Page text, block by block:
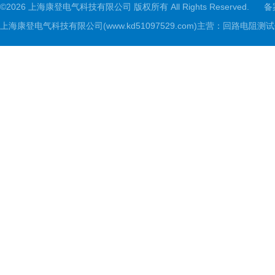
©2026 上海康登电气科技有限公司 版权所有 All Rights Reserved.
备
上海康登电气科技有限公司(www.kd51097529.com)主营：回路电阻